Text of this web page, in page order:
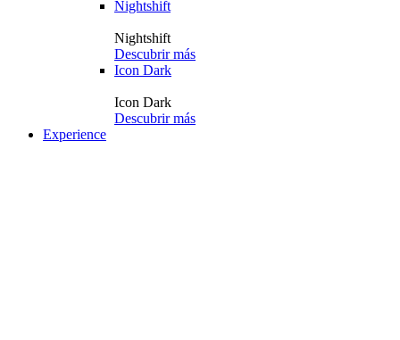
Nightshift
Nightshift
Descubrir más
Icon Dark
Icon Dark
Descubrir más
Experience